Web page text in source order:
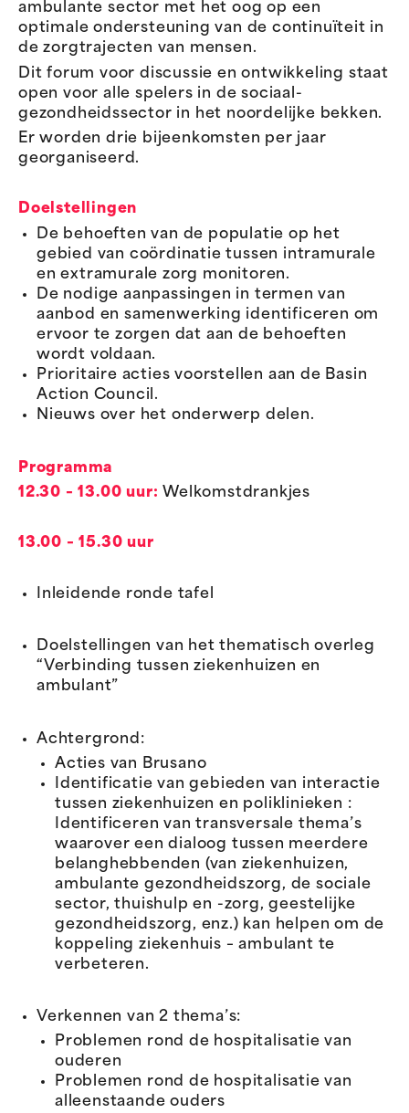
ambulante sector met het oog op een
optimale ondersteuning van de continuïteit in
de zorgtrajecten van mensen.
Dit forum voor discussie en ontwikkeling staat
open voor alle spelers in de sociaal-
gezondheidssector in het noordelijke bekken.
Er worden drie bijeenkomsten per jaar
georganiseerd.
Doelstellingen
De behoeften van de populatie op het
gebied van coördinatie tussen intramurale
en extramurale zorg monitoren.
De nodige aanpassingen in termen van
aanbod en samenwerking identificeren om
ervoor te zorgen dat aan de behoeften
wordt voldaan.
Prioritaire acties voorstellen aan de Basin
Action Council.
Nieuws over het onderwerp delen.
Programma
12.30 – 13.00 uur: Welkomstdrankjes
13.00 – 15.30 uur
Inleidende ronde tafel
Doelstellingen van het thematisch overleg
“Verbinding tussen ziekenhuizen en
ambulant”
Achtergrond:
Acties van Brusano
Identificatie van gebieden van interactie
tussen ziekenhuizen en poliklinieken :
Identificeren van transversale thema’s
waarover een dialoog tussen meerdere
belanghebbenden (van ziekenhuizen,
ambulante gezondheidszorg, de sociale
sector, thuishulp en -zorg, geestelijke
gezondheidszorg, enz.) kan helpen om de
koppeling ziekenhuis – ambulant te
verbeteren.
Verkennen van 2 thema’s:
Problemen rond de hospitalisatie van
ouderen
Problemen rond de hospitalisatie van
alleenstaande ouders